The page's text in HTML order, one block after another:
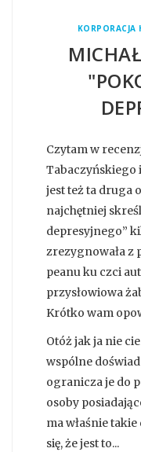
KORPORACJA
Czytam w
Tabaczyńskiego
jest też ta druga
najchętniej
depresyjnego”
zrezygnowała z
peanu ku czci
przysłowiowa
Krótko wam
Otóż jak ja nie
wspólne
ogranicza je do
osoby
ma właśnie
się, że jest to...